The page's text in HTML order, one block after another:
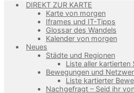
DIREKT ZUR KARTE
Karte von morgen
Iframes und IT-Tipps
Glossar des Wandels
Kalender von morgen
Neues
Städte und Regionen
Liste aller kartierten
Bewegungen und
Liste kartierter
Nachgefragt – Seid ihr